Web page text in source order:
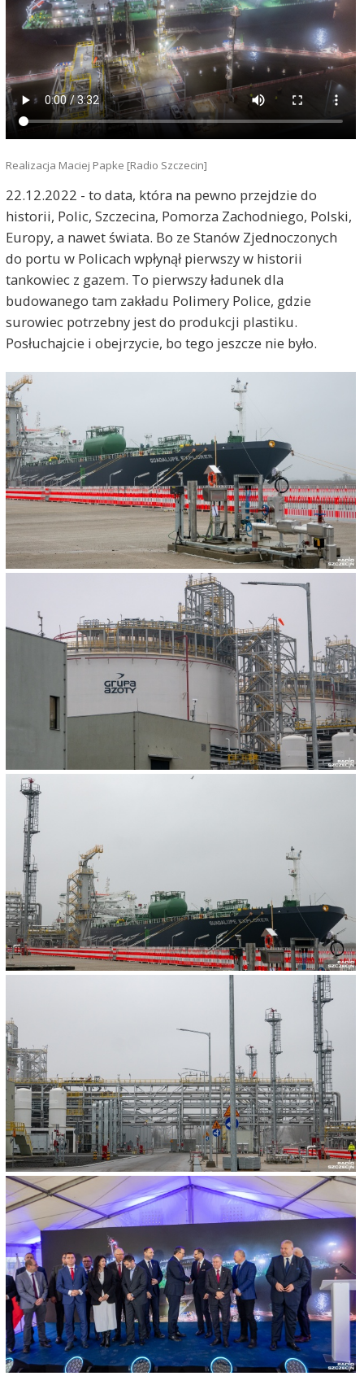
Realizacja Maciej Papke [Radio Szczecin]
22.12.2022 - to data, która na pewno przejdzie do
historii, Polic, Szczecina, Pomorza Zachodniego, Polski,
Europy, a nawet świata. Bo ze Stanów Zjednoczonych
do portu w Policach wpłynął pierwszy w historii
tankowiec z gazem. To pierwszy ładunek dla
budowanego tam zakładu Polimery Police, gdzie
surowiec potrzebny jest do produkcji plastiku.
Posłuchajcie i obejrzycie, bo tego jeszcze nie było.